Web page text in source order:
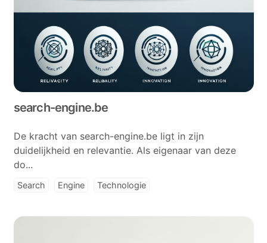
search-engine.be
De kracht van search-engine.be ligt in zijn
duidelijkheid en relevantie. Als eigenaar van deze
do...
Search Engine Technologie